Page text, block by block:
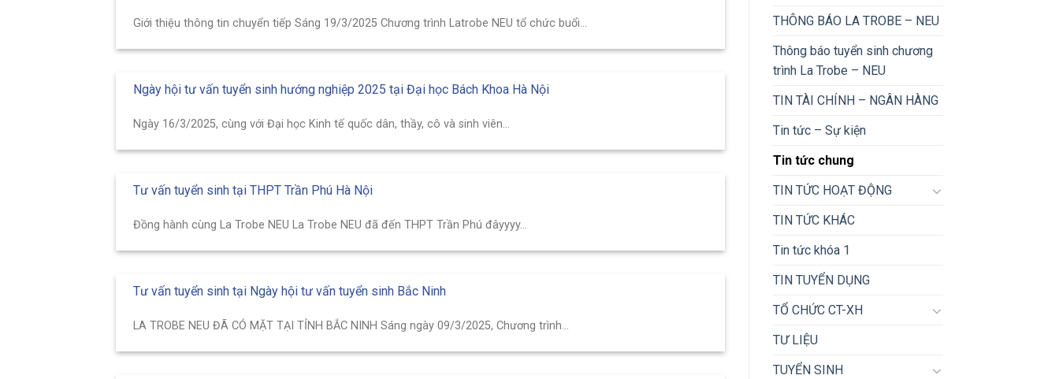
Giới thiệu thông tin chuyển tiếp Sáng 19/3/2025 Chương trình Latrobe NEU tổ chức buổi...
Ngày hội tư vấn tuyển sinh hướng nghiệp 2025 tại Đại học Bách Khoa Hà Nội
Ngày 16/3/2025, cùng với Đại học Kinh tế quốc dân, thầy, cô và sinh viên...
Tư vấn tuyển sinh tại THPT Trần Phú Hà Nội
Đồng hành cùng La Trobe NEU La Trobe NEU đã đến THPT Trần Phú đâyyyy...
Tư vấn tuyển sinh tại Ngày hội tư vấn tuyển sinh Bắc Ninh
LA TROBE NEU ĐÃ CÓ MẶT TẠI TỈNH BẮC NINH Sáng ngày 09/3/2025, Chương trình...
THÔNG BÁO LA TROBE – NEU
Thông báo tuyển sinh chương
trình La Trobe – NEU
TIN TÀI CHÍNH – NGÂN HÀNG
Tin tức – Sự kiện
Tin tức chung
TIN TỨC HOẠT ĐỘNG
TIN TỨC KHÁC
Tin tức khóa 1
TIN TUYỂN DỤNG
TỔ CHỨC CT-XH
TƯ LIỆU
TUYỂN SINH